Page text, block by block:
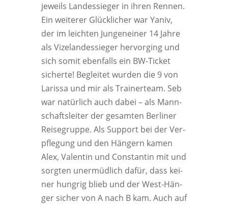
jeweils Lan­des­sie­ger in ihren Ren­nen.
Ein wei­te­rer Glück­li­cher war Yaniv,
der im leich­ten Jun­gen­ei­ner 14 Jah­re
als Vize­lan­des­sie­ger her­vor­ging und
sich somit eben­falls ein BW-Ticket
sicher­te! Beglei­tet wur­den die 9 von
Laris­sa und mir als Trai­ner­team. Seb
war natür­lich auch dabei – als Mann­
schafts­lei­ter der gesam­ten Ber­li­ner
Rei­se­grup­pe. Als Sup­port bei der Ver­
pfle­gung und den Hän­gern kamen
Alex, Valen­tin und Con­stan­tin mit und
sorg­ten uner­müd­lich dafür, dass kei­
ner hung­rig blieb und der West-Hän­
ger sicher von A nach B kam. Auch auf